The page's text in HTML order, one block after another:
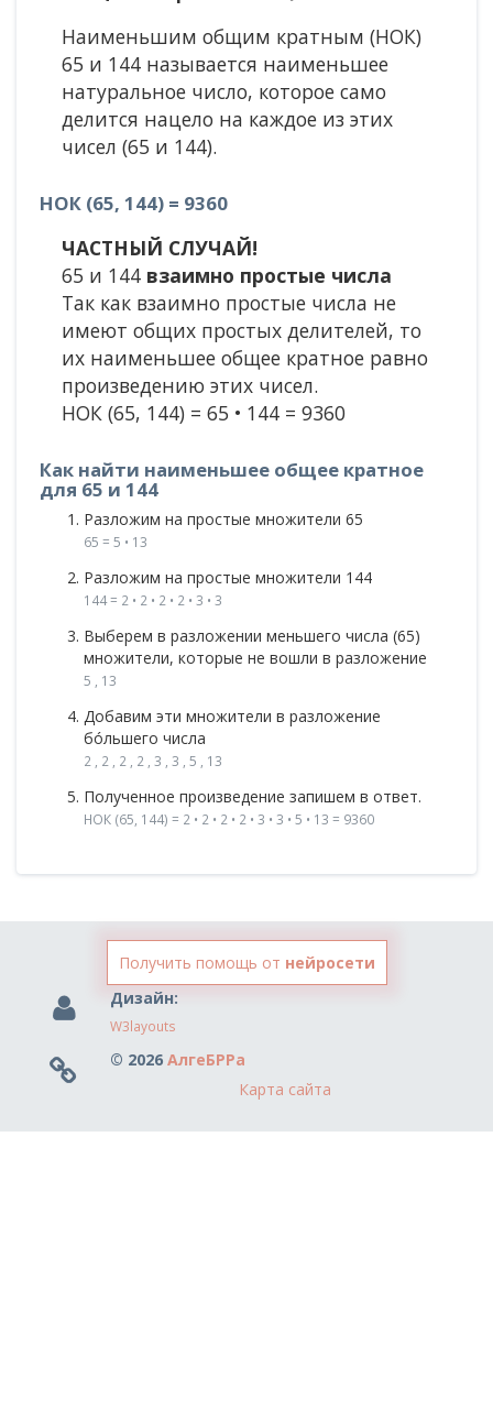
Наименьшим общим кратным (НОК)
65 и 144 называется наименьшее
натуральное число, которое само
делится нацело на каждое из этих
чисел (65 и 144).
НОК (65, 144) = 9360
ЧАСТНЫЙ СЛУЧАЙ!
65 и 144 взаимно простые числа
Так как взаимно простые числа не
имеют общих простых делителей, то
их наименьшее общее кратное равно
произведению этих чисел.
НОК (65, 144) = 65 • 144 = 9360
Как найти наименьшее общее кратное
для 65 и 144
Разложим на простые множители 65
65 = 5 • 13
Разложим на простые множители 144
144 = 2 • 2 • 2 • 2 • 3 • 3
Выберем в разложении меньшего числа (65)
множители, которые не вошли в разложение
5 , 13
Добавим эти множители в разложение
бóльшего числа
2 , 2 , 2 , 2 , 3 , 3 , 5 , 13
Полученное произведение запишем в ответ.
НОК (65, 144) = 2 • 2 • 2 • 2 • 3 • 3 • 5 • 13 = 9360
Получить помощь от нейросети
Дизайн:
W3layouts
© 2026 АлгеБРРа
Карта сайта